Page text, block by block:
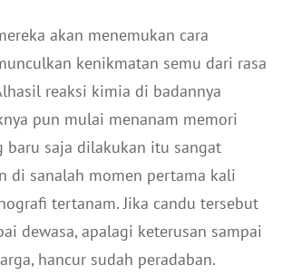
akan menemukan cara
kenikmatan semu dari rasa
reaksi kimia di badannya
pun mulai menanam memori
baru saja dilakukan itu sangat
di sanalah momen pertama kali
tertanam. Jika candu tersebut
dewasa, apalagi keterusan sampai
hancur sudah peradaban.